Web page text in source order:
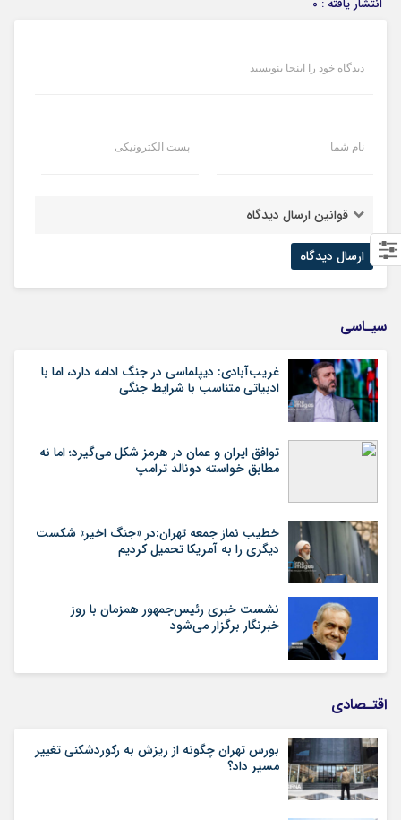
انتشار یافته : ۰
دیدگاه خود را اینجا بنویسید
نام شما پست الکترونیکی
قوانین ارسال دیدگاه
سیـاسی
غریب‌آبادی: دیپلماسی در جنگ ادامه دارد، اما با
ادبیاتی متناسب با شرایط جنگی
توافق ایران و عمان در هرمز شکل می‌گیرد؛ اما نه
مطابق خواسته دونالد ترامپ
خطیب نماز جمعه تهران:در «جنگ اخیر» شکست
دیگری را به آمریکا تحمیل کردیم
نشست خبری رئیس‌جمهور همزمان با روز
خبرنگار برگزار می‌شود
اقتـصادی
بورس تهران چگونه از ریزش به رکوردشکنی تغییر
مسیر داد؟